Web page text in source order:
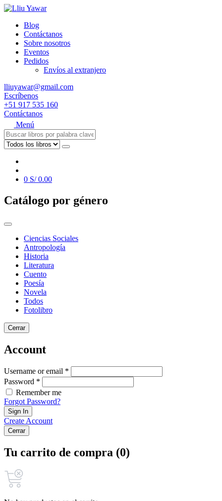
Blog
Contáctanos
Sobre nosotros
Eventos
Pedidos
Envíos al extranjero
lliuyawar@gmail.com
Escríbenos
+51 917 535 160
Contáctanos
Menú
0 S/0.00
Catálogo por género
Ciencias Sociales
Antropología
Historia
Literatura
Cuento
Poesía
Novela
Todos
Fotolibro
Cerrar
Account
Username or email *
Password *
Remember me
Forgot Password?
Sign In
Create Account
Cerrar
Tu carrito de compra (0)